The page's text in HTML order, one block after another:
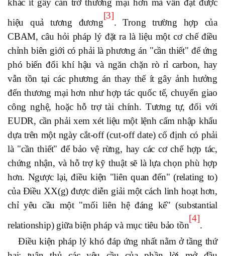
hiệu quả tương đương
[3]
. Trong trường hợp của
CBAM, câu hỏi pháp lý đặt ra là liệu một cơ chế điều
chỉnh biên giới có phải là phương án "cần thiết" để ứng
phó biến đổi khí hậu và ngăn chặn rò rỉ carbon, hay
vẫn tồn tại các phương án thay thế ít gây ảnh hưởng
đến thương mại hơn như hợp tác quốc tế, chuyển giao
công nghệ, hoặc hỗ trợ tài chính. Tương tự, đối với
EUDR, cần phải xem xét liệu một lệnh cấm nhập khẩu
dựa trên một ngày cắt-off (cut-off date) cố định có phải
là "cần thiết" để bảo vệ rừng, hay các cơ chế hợp tác,
chứng nhận, và hỗ trợ kỹ thuật sẽ là lựa chọn phù hợp
hơn. Ngược lại, điều kiện "liên quan đến" (relating to)
của Điều XX(g) được diễn giải một cách linh hoạt hơn,
chỉ yêu cầu một "mối liên hệ đáng kể" (substantial
relationship) giữa biện pháp và mục tiêu bảo tồn
[4]
.
Điều kiện pháp lý khó đáp ứng nhất nằm ở tầng thứ